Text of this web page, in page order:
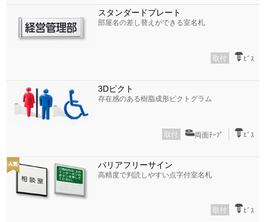
スタンダードプレート
部屋名の差し替えができる室名札
取付 ﾋﾞｽ
3Dピクト
存在感のある樹脂成形ピクトグラム
取付 両面ﾃｰﾌﾟ ﾋﾞｽ
バリアフリーサイン
高精度で判読しやすい点字付室名札
取付 ﾋﾞｽ